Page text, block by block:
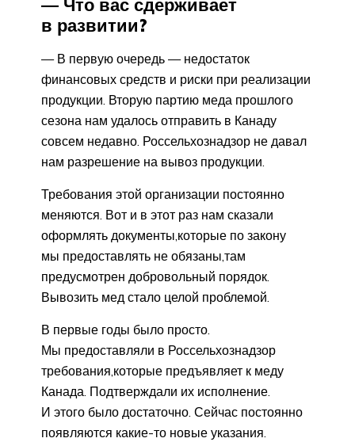
в развитии?
— В первую очередь — недостаток
финансовых средств и риски при реализации
продукции. Вторую партию меда прошлого
сезона нам удалось отправить в Канаду
совсем недавно. Россельхознадзор не давал
нам разрешение на вывоз продукции.
Требования этой организации постоянно
меняются. Вот и в этот раз нам сказали
оформлять документы,которые по закону
мы предоставлять не обязаны,там
предусмотрен добровольный порядок.
Вывозить мед стало целой проблемой.
В первые годы было просто.
Мы предоставляли в Россельхознадзор
требования,которые предъявляет к меду
Канада. Подтверждали их исполнение.
И этого было достаточно. Сейчас постоянно
появляются какие-то новые указания.